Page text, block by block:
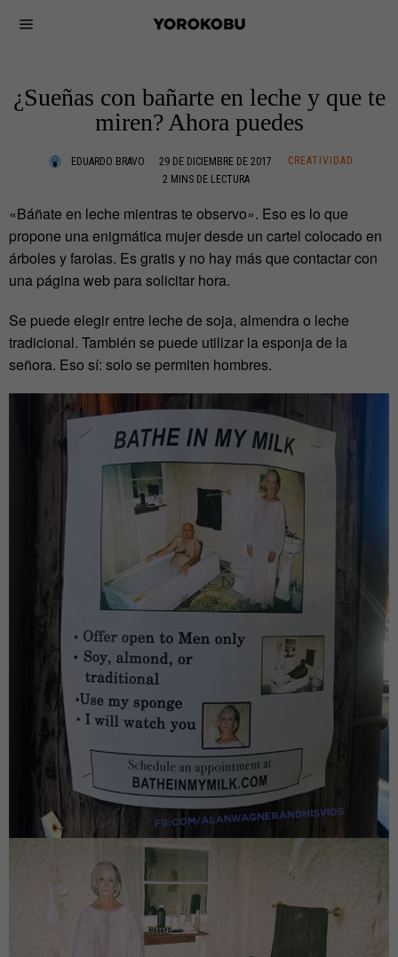
¿Sueñas con bañarte en leche y que te
miren? Ahora puedes
EDUARDO BRAVO 29 DE DICIEMBRE DE 2017
CREATIVIDAD
2 MINS DE LECTURA
«Báñate en leche mientras te observo». Eso es lo que
propone una enigmática mujer desde un cartel colocado en
árboles y farolas. Es gratis y no hay más que contactar con
una página web para solicitar hora.
Se puede elegir entre leche de soja, almendra o leche
tradicional. También se puede utilizar la esponja de la
señora. Eso sí: solo se permiten hombres.